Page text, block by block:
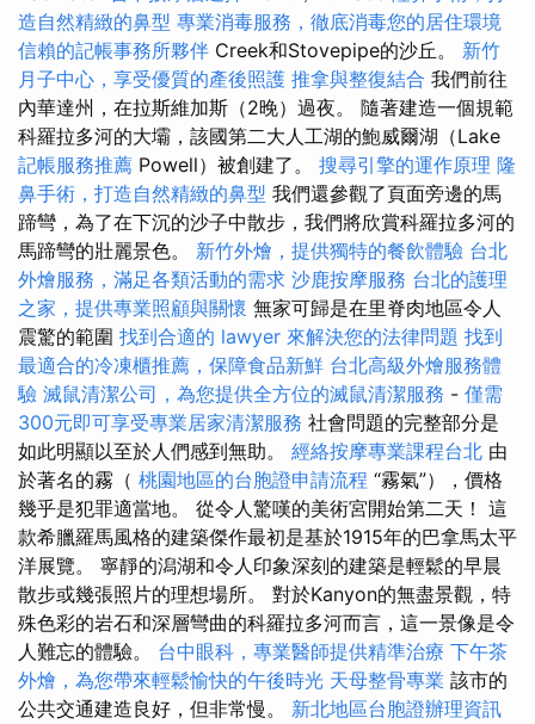
造自然精緻的鼻型 專業消毒服務，徹底消毒您的居住環境
信賴的記帳事務所夥伴 Creek和Stovepipe的沙丘。 新竹
月子中心，享受優質的產後照護 推拿與整復結合 我們前往
內華達州，在拉斯維加斯（2晚）過夜。 隨著建造一個規範
科羅拉多河的大壩，該國第二大人工湖的鮑威爾湖（Lake
記帳服務推薦 Powell）被創建了。 搜尋引擎的運作原理 隆
鼻手術，打造自然精緻的鼻型 我們還參觀了頁面旁邊的馬
蹄彎，為了在下沉的沙子中散步，我們將欣賞科羅拉多河的
馬蹄彎的壯麗景色。 新竹外燴，提供獨特的餐飲體驗 台北
外燴服務，滿足各類活動的需求 沙鹿按摩服務 台北的護理
之家，提供專業照顧與關懷 無家可歸是在里脊肉地區令人
震驚的範圍 找到合適的 lawyer 來解決您的法律問題 找到
最適合的冷凍櫃推薦，保障食品新鮮 台北高級外燴服務體
驗 滅鼠清潔公司，為您提供全方位的滅鼠清潔服務 - 僅需
300元即可享受專業居家清潔服務 社會問題的完整部分是
如此明顯以至於人們感到無助。 經絡按摩專業課程台北 由
於著名的霧（ 桃園地區的台胞證申請流程 “霧氣”），價格
幾乎是犯罪適當地。 從令人驚嘆的美術宮開始第二天！ 這
款希臘羅馬風格的建築傑作最初是基於1915年的巴拿馬太平
洋展覽。 寧靜的潟湖和令人印象深刻的建築是輕鬆的早晨
散步或幾張照片的理想場所。 對於Kanyon的無盡景觀，特
殊色彩的岩石和深層彎曲的科羅拉多河而言，這一景像是令
人難忘的體驗。 台中眼科，專業醫師提供精準治療 下午茶
外燴，為您帶來輕鬆愉快的午後時光 天母整骨專業 該市的
公共交通建造良好，但非常慢。 新北地區台胞證辦理資訊